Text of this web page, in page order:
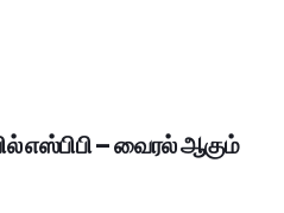
எஸ்பிபி – வைரல் ஆகும்